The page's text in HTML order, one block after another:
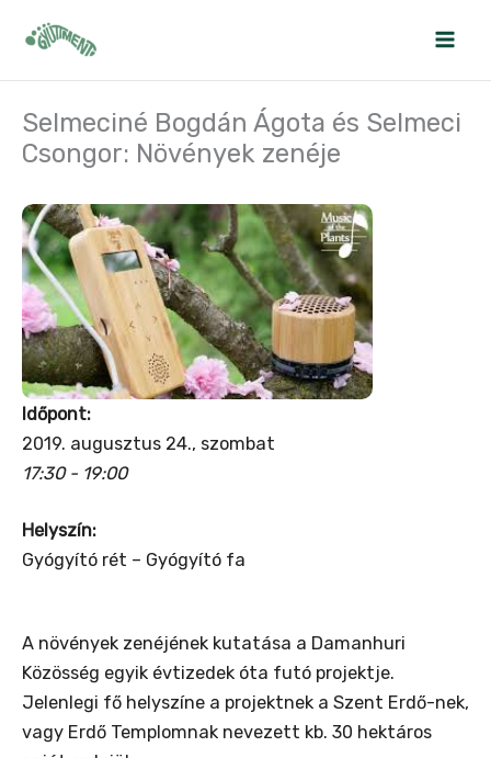
Selmeciné Bogdán Ágota és Selmeci
Csongor: Növények zenéje
Időpont:
2019. augusztus 24., szombat
17:30 - 19:00
Helyszín:
Gyógyító rét – Gyógyító fa
A növények zenéjének kutatása a Damanhuri
Közösség egyik évtizedek óta futó projektje.
Jelenlegi fő helyszíne a projektnek a Szent Erdő-nek,
vagy Erdő Templomnak nevezett kb. 30 hektáros